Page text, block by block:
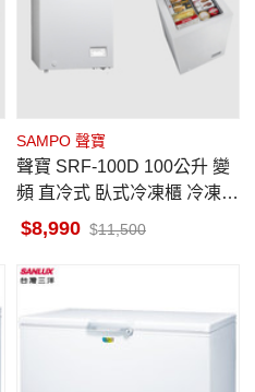
SAMPO 聲寶
聲寶 SRF-100D 100公升 變
頻 直冷式 臥式冷凍櫃 冷凍/
冷藏切換 電子式控溫
8,990 11,500